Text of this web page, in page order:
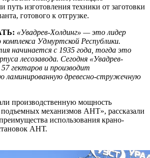
путь изготовления техники от заготовки
готового к отгрузке.
«Увадрев-Холдинг» — это лидер
Удмуртской Республики.
начинается с 1935 года, тогда это
лесозавода. Сегодня «Увадрев-
гектаров и производит
ламинированную древесно-стружечную
производственную мощность
подъемных механизмов АНТ», рассказали
использования крано-
АНТ.